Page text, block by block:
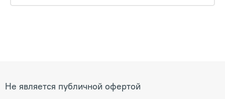
Не является публичной офертой